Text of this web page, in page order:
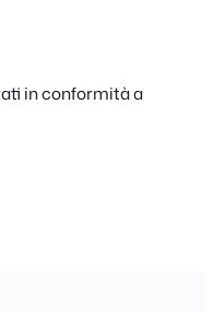
in conformità a